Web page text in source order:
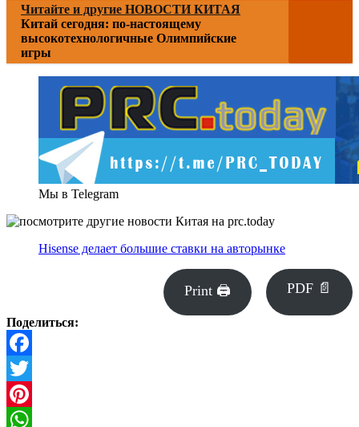
Читайте и другие НОВОСТИ КИТАЯ
Китай сегодня: по-настоящему
высокотехнологичные Олимпийские
игры
Мы в Telegram
Hisense делает большие ставки на авторынке
Print 🖨 PDF 📄
Поделиться:
Facebook
Twitter
Pinterest